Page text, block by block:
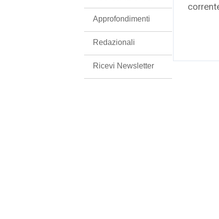
Approfondimenti
Redazionali
Ricevi Newsletter